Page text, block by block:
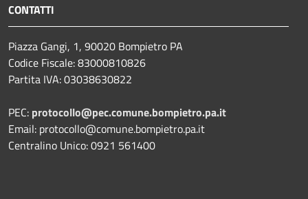
CONTATTI
Piazza Gangi, 1, 90020 Bompietro PA
Codice Fiscale: 83000810826
Partita IVA: 03038630822
PEC: protocollo@pec.comune.bompietro.pa.it
Email: protocollo@comune.bompietro.pa.it
Centralino Unico: 0921 561400